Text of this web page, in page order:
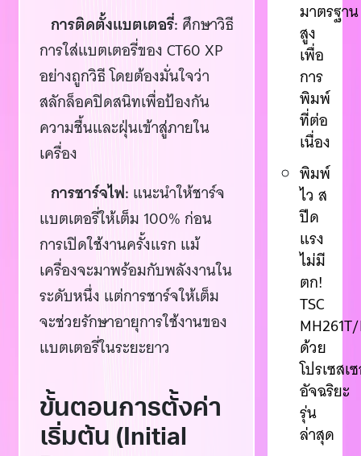
การติดตั้งแบตเตอรี่: ศึกษาวิธี
การใส่แบตเตอรี่ของ CT60 XP
อย่างถูกวิธี โดยต้องมั่นใจว่า
สลักล็อคปิดสนิทเพื่อป้องกัน
ความชื้นและฝุ่นเข้าสู่ภายใน
เครื่อง
การชาร์จไฟ: แนะนำให้ชาร์จ
แบตเตอรี่ให้เต็ม 100% ก่อน
การเปิดใช้งานครั้งแรก แม้
เครื่องจะมาพร้อมกับพลังงานใน
ระดับหนึ่ง แต่การชาร์จให้เต็ม
จะช่วยรักษาอายุการใช้งานของ
แบตเตอรี่ในระยะยาว
ขั้นตอนการตั้งค่า
เริ่มต้น (Initial
มาตรฐาน
สูง
เพื่อ
การ
พิมพ์
ที่ต่อ
เนื่อง
พิมพ์
ไว ส
ปีด
แรง
ไม่มี
ตก!
TSC
ด้วย
โปรเซสเ
อัจฉริยะ
รุ่น
ล่าสุด